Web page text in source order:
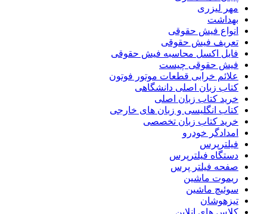
مهر لیزری
بهداشت
انواع فیش حقوقی
تعریف فیش حقوقی
فایل اکسل محاسبه فیش حقوقی
فیش حقوقی چیست
علائم خرابی قطعات موتور فوتون
کتاب زبان اصلی دانشگاهی
خرید کتاب زبان اصلی
کتاب انگلیسی و زبان های خارجی
خرید کتاب زبان تخصصی
امدادگر خودرو
فیلترپرس
دستگاه فیلترپرس
صفحه فیلتر پرس
ریموت ماشین
سوئیچ ماشین
تیزهوشان
کلاس های انلاین